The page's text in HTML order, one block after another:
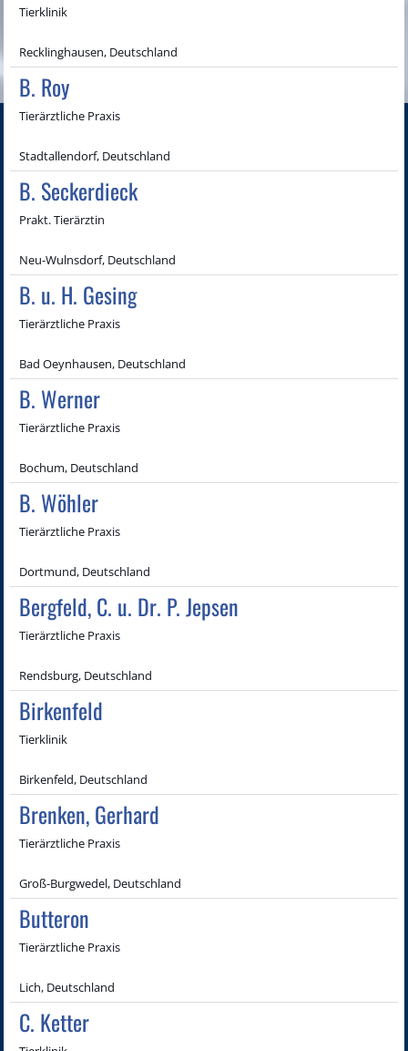
Tierklinik
Recklinghausen, Deutschland
B. Roy
Tierärztliche Praxis
Stadtallendorf, Deutschland
B. Seckerdieck
Prakt. Tierärztin
Neu-Wulnsdorf, Deutschland
B. u. H. Gesing
Tierärztliche Praxis
Bad Oeynhausen, Deutschland
B. Werner
Tierärztliche Praxis
Bochum, Deutschland
B. Wöhler
Tierärztliche Praxis
Dortmund, Deutschland
Bergfeld, C. u. Dr. P. Jepsen
Tierärztliche Praxis
Rendsburg, Deutschland
Birkenfeld
Tierklinik
Birkenfeld, Deutschland
Brenken, Gerhard
Tierärztliche Praxis
Groß-Burgwedel, Deutschland
Butteron
Tierärztliche Praxis
Lich, Deutschland
C. Ketter